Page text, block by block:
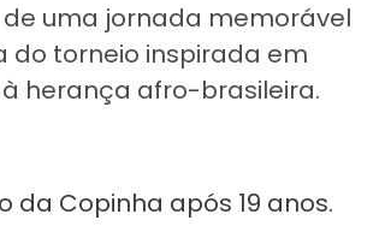
de uma jornada memorável
do torneio inspirada em
herança afro-brasileira.
da Copinha após 19 anos.